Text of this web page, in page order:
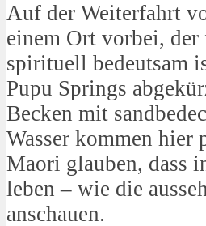
Auf der Weiterfahrt
einem Ort vorbei,
spirituell bedeutsam
Pupu Springs
Becken mit
Wasser kommen hier
Maori glauben, dass
leben – wie die
anschauen.